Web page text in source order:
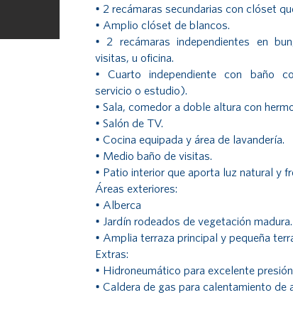
• 2 recámaras secundarias con clóset
• Amplio clóset de blancos.
• 2 recámaras independientes en
visitas, u oficina.
• Cuarto independiente con baño
servicio o estudio).
• Sala, comedor a doble altura con
• Salón de TV.
• Cocina equipada y área de lavandería.
• Medio baño de visitas.
• Patio interior que aporta luz natural y
Áreas exteriores:
• Alberca
• Jardín rodeados de vegetación madura.
• Amplia terraza principal y pequeña
Extras:
• Hidroneumático para excelente
• Caldera de gas para calentamiento de